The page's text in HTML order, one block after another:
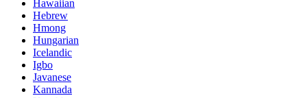
Hawaiian
Hebrew
Hmong
Hungarian
Icelandic
Igbo
Javanese
Kannada